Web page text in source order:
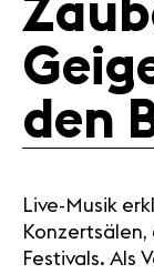
Medien
Presse
Jobs
Über uns
Impressum
Kontakt
den
Live-Musik
Festivals. Als